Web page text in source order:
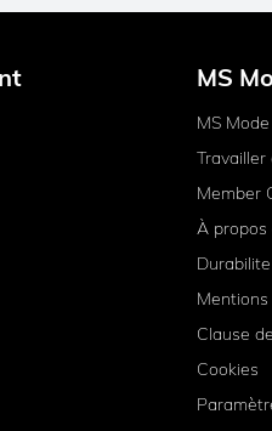
MS
MS
Travailler
Member
À propos
Durabilite
Clause
Cookies